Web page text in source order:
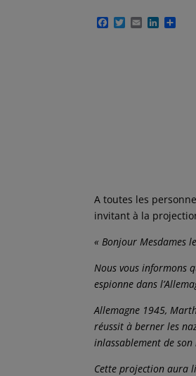
F T E L
A toutes les
invitant à la
« Bonjour Mesdames
Nous vous informons
espionne dans
Allemagne 1945,
réussit à berner les
inlassablement de son
Cette projection aura